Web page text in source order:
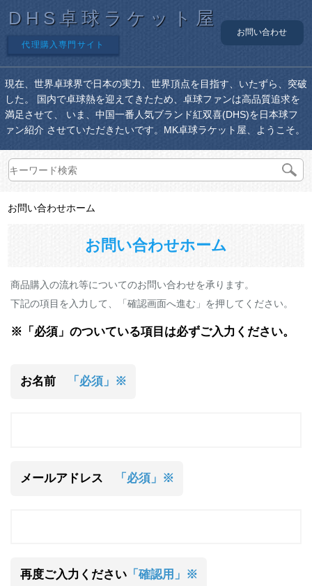
DHS卓球ラケット屋
代理購入専門サイト
お問い合わせ
現在、世界卓球界で日本の実力、世界頂点を目指す、いたずら、突破
した。 国内で卓球熱を迎えてきたため、卓球ファンは高品質追求を
満足させて、 いま、中国一番人気ブランド紅双喜(DHS)を日本球フ
ァン紹介 させていただきたいです。MK卓球ラケット屋、ようこそ。
お問い合わせホーム
お問い合わせホーム
商品購入の流れ等についてのお問い合わせを承ります。
下記の項目を入力して、「確認画面へ進む」を押してください。
※「必須」のついている項目は必ずご入力ください。
お名前 「必須」※
メールアドレス 「必須」※
再度ご入力ください「確認用」※